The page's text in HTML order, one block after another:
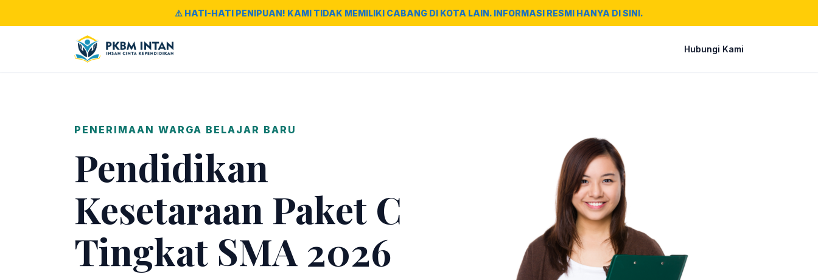
⚠️ HATI-HATI PENIPUAN! KAMI TIDAK MEMILIKI CABANG DI KOTA LAIN. INFORMASI RESMI HANYA DI SINI.
Hubungi Kami
PENERIMAAN WARGA BELAJAR BARU
Pendidikan
Kesetaraan Paket C
Tingkat SMA 2026